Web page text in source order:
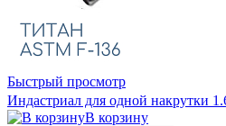
Быстрый просмотр
Индастриал для одной накрутки
В корзину